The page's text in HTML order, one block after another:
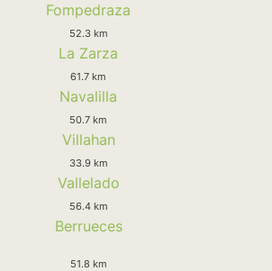
Fompedraza
52.3 km
La Zarza
61.7 km
Navalilla
50.7 km
Villahan
33.9 km
Vallelado
56.4 km
Berrueces
51.8 km